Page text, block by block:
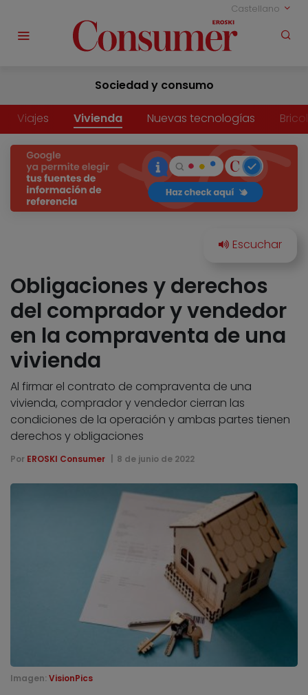
Castellano
Sociedad y consumo
Viajes Vivienda Nuevas tecnologías
Obligaciones y derechos
del comprador y vendedor
en la compraventa de una
vivienda
Al firmar el contrato de compraventa de una
vivienda, comprador y vendedor cierran las
condiciones de la operación y ambas partes tienen
derechos y obligaciones
Por EROSKI Consumer 8 de junio de 2022
Imagen: VisionPics